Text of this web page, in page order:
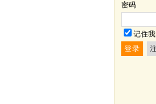
密码
记住我